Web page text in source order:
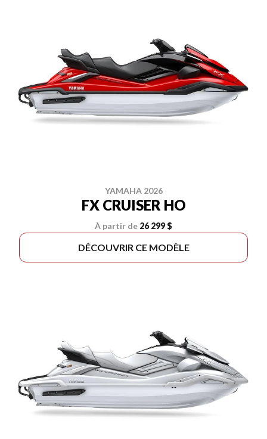
YAMAHA 2026
FX CRUISER HO
À partir de 26 299 $
DÉCOUVRIR CE MODÈLE